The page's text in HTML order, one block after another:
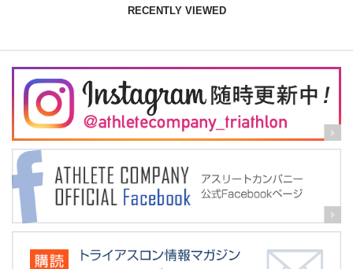
RECENTLY VIEWED